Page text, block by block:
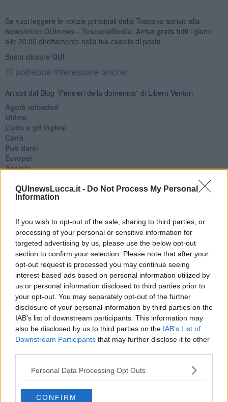
QUInewsLucca.it - Do Not Process My Personal
Information
If you wish to opt-out of the sale, sharing to third parties, or
processing of your personal or sensitive information for
targeted advertising by us, please use the below opt-out
section to confirm your selection. Please note that after your
opt-out request is processed you may continue seeing
interest-based ads based on personal information utilized by
us or personal information disclosed to third parties prior to
your opt-out. You may separately opt-out of the further
disclosure of your personal information by third parties on the
IAB’s list of downstream participants. This information may
also be disclosed by us to third parties on the IAB’s List of
Downstream Participants that may further disclose it to other
Personal Data Processing Opt Outs
CONFIRM
Se vuoi leggere le notizie principali della Toscana iscriviti alla
Newsletter QUInews - ToscanaMedia. Arriva gratis tutti i giorni
alle 20:00 direttamente nella tua casella di posta.
Basta cliccare QUI
Ti potrebbe interessare anche:
Articoli dal Blog “Pensieri della domenica” di Libero Venturi
​Agorà reloaded
Ultimo
​L’urlo e gli inglesi
Carrà
Può darsi
Europei
Acciaio
​Il Giro
Insopportabile
Luana
​Ci vuole Fedez
​Cronaca di un vaccino annunciato
​Liberazione
Esternazioni
Vaxzevria
Nazionali
​Ricorrenze e celebrazioni
Marte
​Crapa pelada
​I soliti noti
Arie
​Vaccine Easing
Con-ter?
​Con-te
Coincidenze e crisi